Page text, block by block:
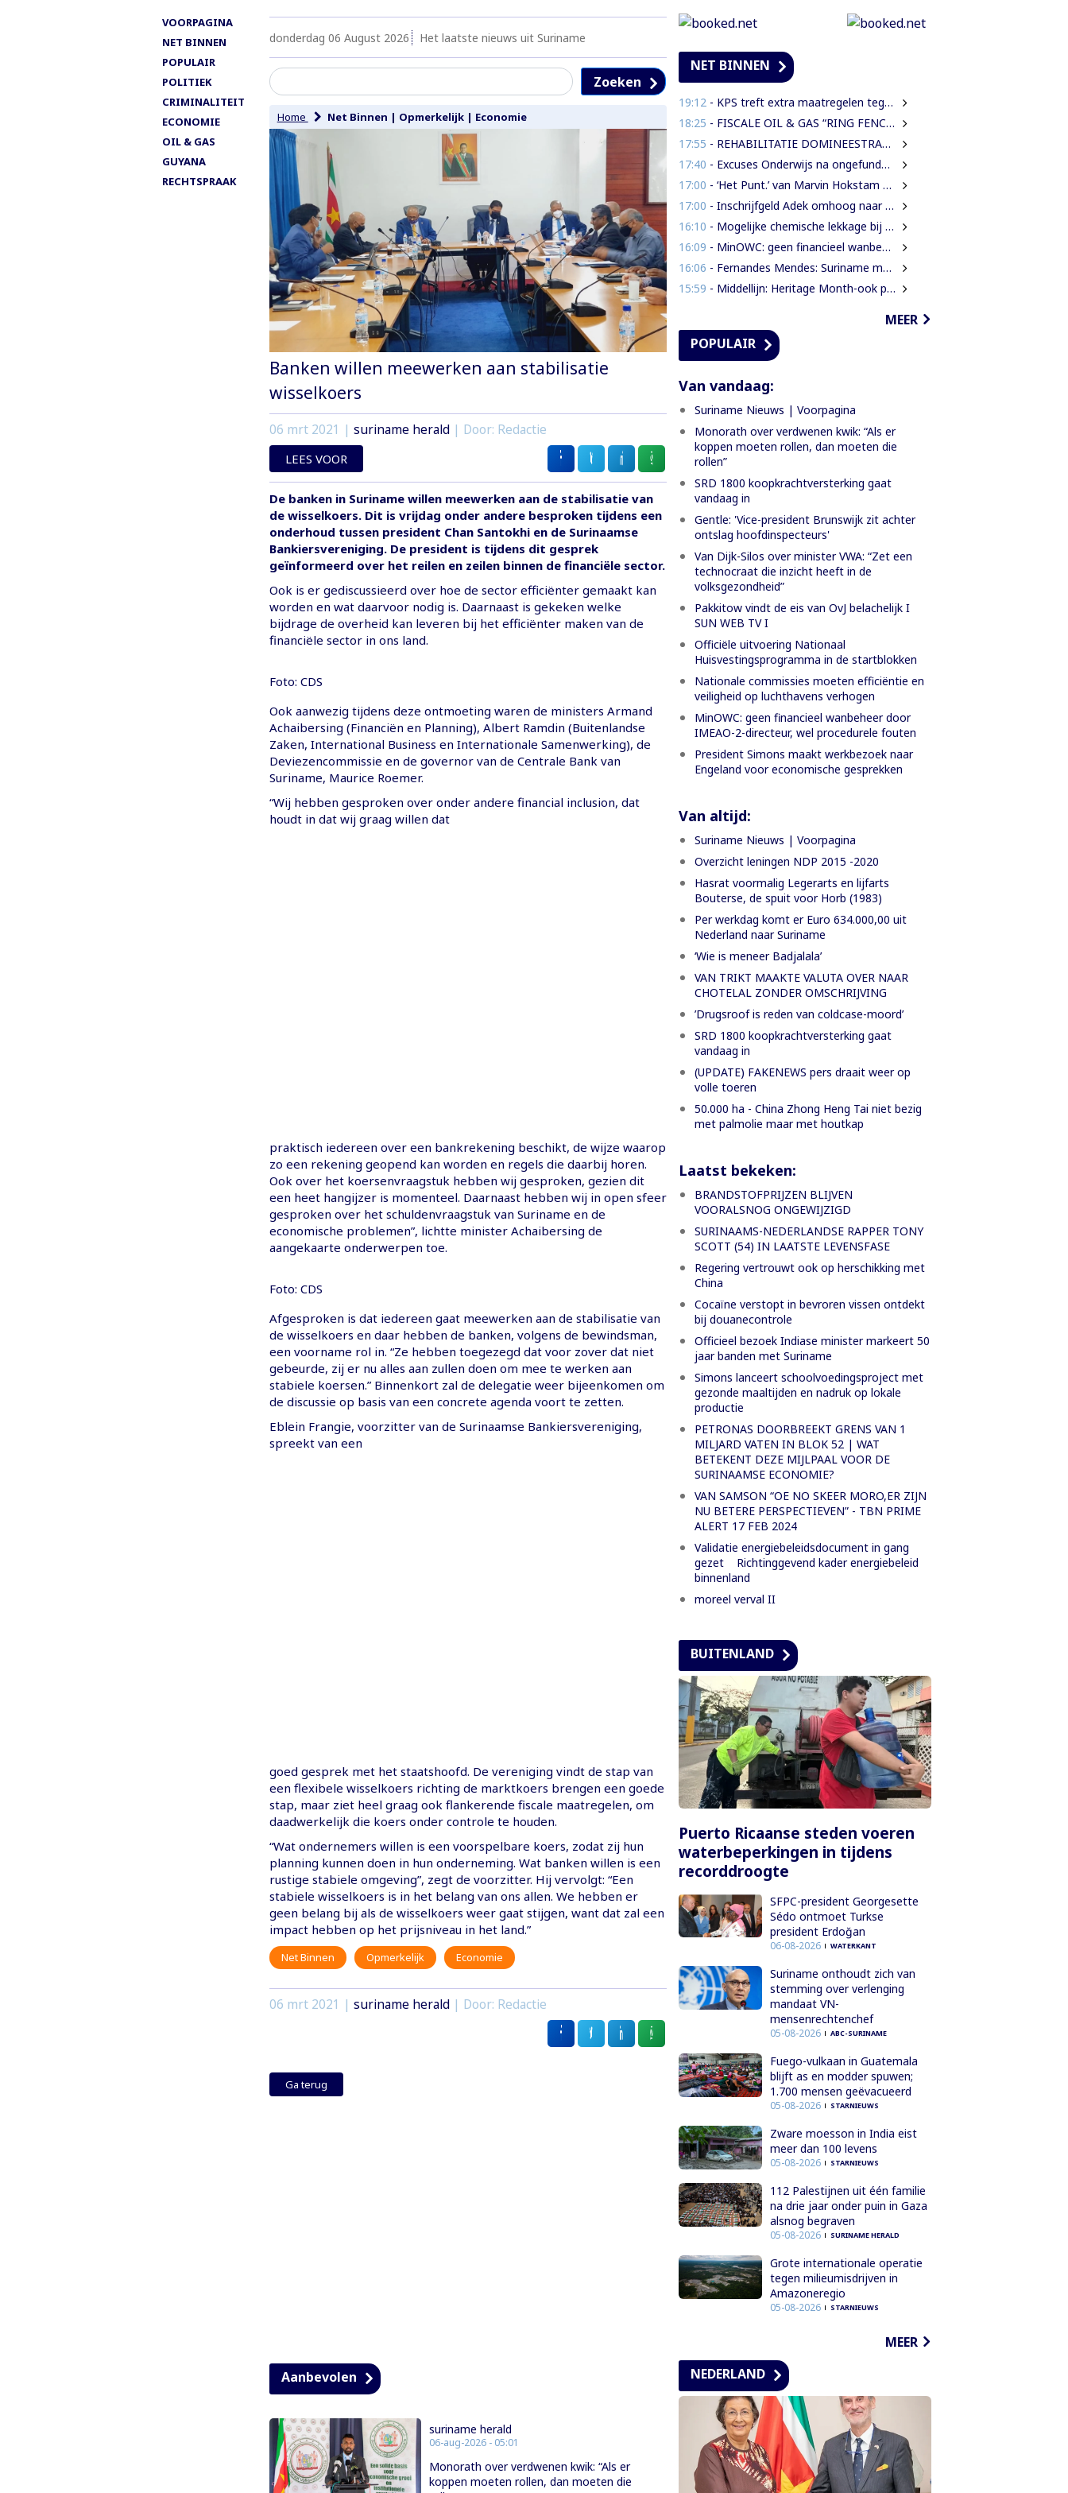
VOORPAGINA
NET BINNEN
POPULAIR
POLITIEK
CRIMINALITEIT
ECONOMIE
OIL & GAS
GUYANA
RECHTSPRAAK
donderdag 06 August 2026 Het laatste nieuws uit Suriname
Zoeken
Home Net Binnen | Opmerkelijk| Economie
Banken willen meewerken aan stabilisatie
wisselkoers
06 mrt 2021 | suriname herald| Door: Redactie
LEES VOOR
De banken in Suriname willen meewerken aan de stabilisatie van
de wisselkoers. Dit is vrijdag onder andere besproken tijdens een
onderhoud tussen president Chan Santokhi en de Surinaamse
Bankiersvereniging. De president is tijdens dit gesprek
geïnformeerd over het reilen en zeilen binnen de financiële sector.
Ook is er gediscussieerd over hoe de sector efficiënter gemaakt kan
worden en wat daarvoor nodig is. Daarnaast is gekeken welke
bijdrage de overheid kan leveren bij het efficiënter maken van de
financiële sector in ons land.
Foto: CDS
Ook aanwezig tijdens deze ontmoeting waren de ministers Armand
Achaibersing (Financiën en Planning), Albert Ramdin (Buitenlandse
Zaken, International Business en Internationale Samenwerking), de
Deviezencommissie en de governor van de Centrale Bank van
Suriname, Maurice Roemer.
“Wij hebben gesproken over onder andere financial inclusion, dat
houdt in dat wij graag willen dat
praktisch iedereen over een bankrekening beschikt, de wijze waarop
zo een rekening geopend kan worden en regels die daarbij horen.
Ook over het koersenvraagstuk hebben wij gesproken, gezien dit
een heet hangijzer is momenteel. Daarnaast hebben wij in open sfeer
gesproken over het schuldenvraagstuk van Suriname en de
economische problemen”, lichtte minister Achaibersing de
aangekaarte onderwerpen toe.
Foto: CDS
Afgesproken is dat iedereen gaat meewerken aan de stabilisatie van
de wisselkoers en daar hebben de banken, volgens de bewindsman,
een voorname rol in. “Ze hebben toegezegd dat voor zover dat niet
gebeurde, zij er nu alles aan zullen doen om mee te werken aan
stabiele koersen.” Binnenkort zal de delegatie weer bijeenkomen om
de discussie op basis van een concrete agenda voort te zetten.
Eblein Frangie, voorzitter van de Surinaamse Bankiersvereniging,
spreekt van een
goed gesprek met het staatshoofd. De vereniging vindt de stap van
een flexibele wisselkoers richting de marktkoers brengen een goede
stap, maar ziet heel graag ook flankerende fiscale maatregelen, om
daadwerkelijk die koers onder controle te houden.
“Wat ondernemers willen is een voorspelbare koers, zodat zij hun
planning kunnen doen in hun onderneming. Wat banken willen is een
rustige stabiele omgeving”, zegt de voorzitter. Hij vervolgt: “Een
stabiele wisselkoers is in het belang van ons allen. We hebben er
geen belang bij als de wisselkoers weer gaat stijgen, want dat zal een
impact hebben op het prijsniveau in het land.”
Net Binnen Opmerkelijk Economie
06 mrt 2021 | suriname herald| Door: Redactie
Ga terug
Aanbevolen
suriname herald
06-aug-2026 - 05:01
Monorath over verdwenen kwik: “Als er
koppen moeten rollen, dan moeten die
NET BINNEN
19:12 - KPS treft extra maatregelen tegen verkeersdrukte binnenstad
18:25 - FISCALE OIL & GAS “RING FENCE” OR “NO RING FENCE”? THAT IS THE QUESTION!
17:55 - REHABILITATIE DOMINEESTRAAT GEHALVEERD TOT TWEE WEKEN NA ERNSTIGE VERKEERSCHAOS
17:40 - Excuses Onderwijs na ongefundeerde beschuldigingen directeur IMEAO 2
17:00 - ‘Het Punt.’ van Marvin Hokstam Baapoure is een thriller die je niet meer loslaat
17:00 - Inschrijfgeld Adek omhoog naar SRD 5.000; betalingsregeling van drie naar twee termijnen
16:10 - Mogelijke chemische lekkage bij Grassalco onderzocht als oorzaak vissterfte
16:09 - MinOWC: geen financieel wanbeheer door IMEAO-2-directeur, wel procedurele fouten
16:06 - Fernandes Mendes: Suriname moet kiezen voor presidentieel of parlementair stelsel
15:59 - Middellijn: Heritage Month-ook pijnlijke verhalen verdienen een plaats
MEER
POPULAIR
Van vandaag:
Suriname Nieuws | Voorpagina
Monorath over verdwenen kwik: “Als er
koppen moeten rollen, dan moeten die
rollen”
SRD 1800 koopkrachtversterking gaat
vandaag in
Gentle: 'Vice-president Brunswijk zit achter
ontslag hoofdinspecteurs'
Van Dijk-Silos over minister VWA: “Zet een
technocraat die inzicht heeft in de
volksgezondheid”
Pakkitow vindt de eis van OvJ belachelijk I
SUN WEB TV I
Officiële uitvoering Nationaal
Huisvestingsprogramma in de startblokken
Nationale commissies moeten efficiëntie en
veiligheid op luchthavens verhogen
MinOWC: geen financieel wanbeheer door
IMEAO-2-directeur, wel procedurele fouten
President Simons maakt werkbezoek naar
Engeland voor economische gesprekken
Van altijd:
Suriname Nieuws | Voorpagina
Overzicht leningen NDP 2015 -2020
Hasrat voormalig Legerarts en lijfarts
Bouterse, de spuit voor Horb (1983)
Per werkdag komt er Euro 634.000,00 uit
Nederland naar Suriname
‘Wie is meneer Badjalala’
VAN TRIKT MAAKTE VALUTA OVER NAAR
CHOTELAL ZONDER OMSCHRIJVING
’Drugsroof is reden van coldcase-moord’
SRD 1800 koopkrachtversterking gaat
vandaag in
(UPDATE) FAKENEWS pers draait weer op
volle toeren
50.000 ha - China Zhong Heng Tai niet bezig
met palmolie maar met houtkap
Laatst bekeken:
BRANDSTOFPRIJZEN BLIJVEN
VOORALSNOG ONGEWIJZIGD
SURINAAMS-NEDERLANDSE RAPPER TONY
SCOTT (54) IN LAATSTE LEVENSFASE
Regering vertrouwt ook op herschikking met
China
Cocaïne verstopt in bevroren vissen ontdekt
bij douanecontrole
Officieel bezoek Indiase minister markeert 50
jaar banden met Suriname
Simons lanceert schoolvoedingsproject met
gezonde maaltijden en nadruk op lokale
productie
PETRONAS DOORBREEKT GRENS VAN 1
MILJARD VATEN IN BLOK 52 | WAT
BETEKENT DEZE MIJLPAAL VOOR DE
SURINAAMSE ECONOMIE?
VAN SAMSON “OE NO SKEER MORO,ER ZIJN
NU BETERE PERSPECTIEVEN” - TBN PRIME
ALERT 17 FEB 2024
Validatie energiebeleidsdocument in gang
gezet Richtinggevend kader energiebeleid
binnenland
moreel verval II
BUITENLAND
Puerto Ricaanse steden voeren
waterbeperkingen in tijdens
recorddroogte
SFPC-president Georgesette
Sédo ontmoet Turkse
president Erdoğan
06-08-2026 WATERKANT
Suriname onthoudt zich van
stemming over verlenging
mandaat VN-
mensenrechtenchef
05-08-2026 ABC-SURINAME
Fuego-vulkaan in Guatemala
blijft as en modder spuwen;
1.700 mensen geëvacueerd
05-08-2026 STARNIEUWS
Zware moesson in India eist
meer dan 100 levens
05-08-2026 STARNIEUWS
112 Palestijnen uit één familie
na drie jaar onder puin in Gaza
alsnog begraven
05-08-2026 SURINAME HERALD
Grote internationale operatie
tegen milieumisdrijven in
Amazoneregio
05-08-2026 STARNIEUWS
MEER
NEDERLAND